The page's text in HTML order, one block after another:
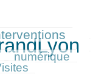
numérique